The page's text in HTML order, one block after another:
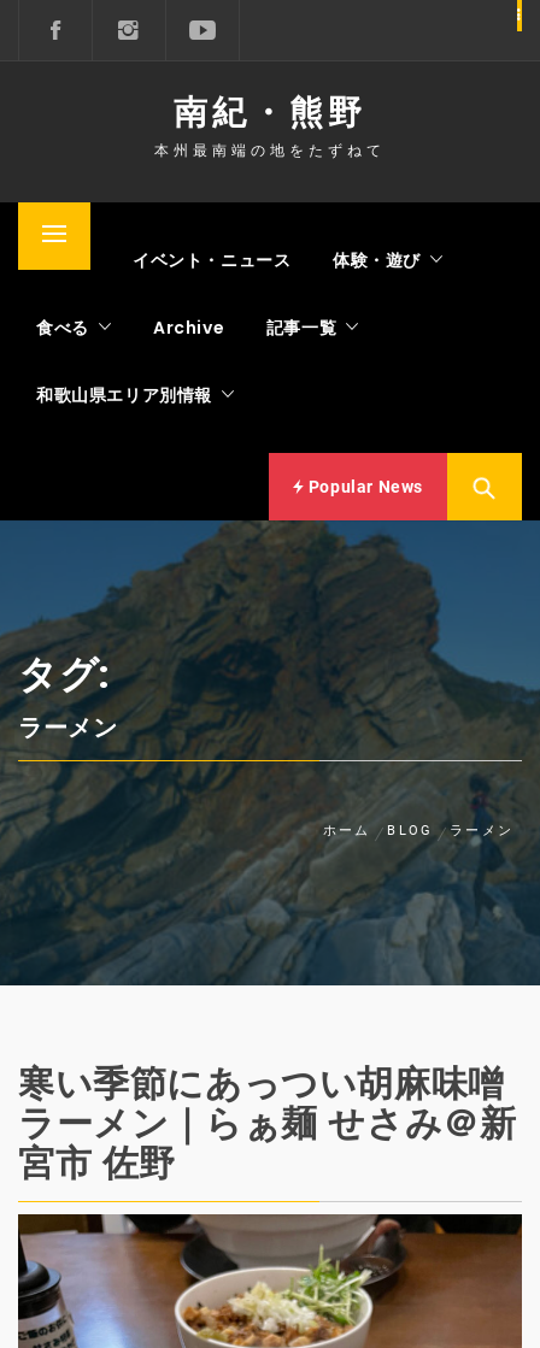
ス
ッ
南紀・熊野
本州最南端の地をたずねて
メ
メ
ュ
イベント・ニュース 体験・遊び
食べる Archive 記事一覧
和歌山県エリア別情報
Popular News
タグ:
ラーメン
ホーム BLOG ラーメン
寒い季節にあっつい胡麻味噌
ラーメン｜らぁ麺 せさみ＠新
宮市 佐野